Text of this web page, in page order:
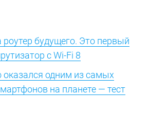
роутер будущего. Это первый
с Wi-Fi 8
оказался одним из самых
на планете — тест